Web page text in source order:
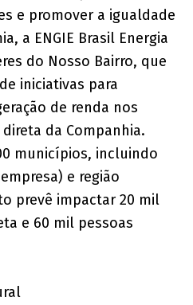
e promover a igualdade
a ENGIE Brasil Energia
do Nosso Bairro, que
iniciativas para
de renda nos
da Companhia.
municípios, incluindo
e região
prevê impactar 20 mil
e 60 mil pessoas